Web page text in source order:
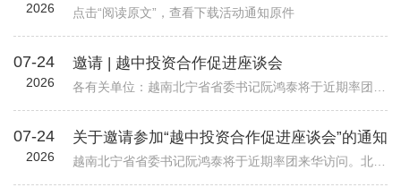
2026 点击“阅读原文”，查看下载活动通知原件
07-24
2026
邀请 | 越中投资合作促进座谈会
07-24
2026
关于邀请参加“越中投资合作促进座谈会”的通知